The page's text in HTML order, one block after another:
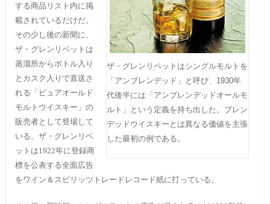
ザ・グレンリベットはシングルモルトを
「アンブレンデッド」と呼び、1930年
代後半には「アンブレンデッドオールモ
ルト」という定義を持ち出した。ブレン
デッドウイスキーとは異なる価値を主張
した最初の例である。
する商品リスト内に掲
載されているだけだ。
その少し後の新聞に、
ザ・グレンリベットは
蒸溜所からボトル入り
とカスク入りで直送さ
れる「ピュアオールド
モルトウイスキー」の
販売者として登場して
いる。ザ・グレンリベ
ットは1922年に登録商
標を公表する全面広告
をワイン＆スピリッツトレードレコード紙に打っている。